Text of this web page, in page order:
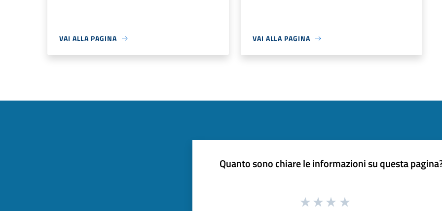
VAI ALLA PAGINA VAI ALLA PAGINA
Quanto sono chiare le informazioni su questa